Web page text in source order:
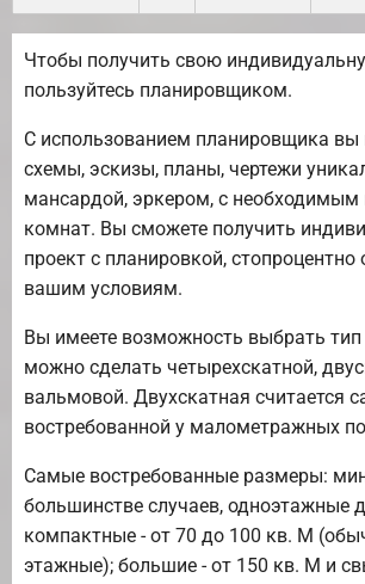
Чтобы получить свою
пользуйтесь планировщиком.
С использованием планировщика вы
схемы, эскизы, планы, чертежи
мансардой, эркером, с необходимым
комнат. Вы сможете получить
проект с планировкой,
вашим условиям.
Вы имеете возможность выбрать
можно сделать четырехскатной,
вальмовой. Двухскатная считается
востребованной у малометражных
Самые востребованные размеры:
большинстве случаев, одноэтажные
компактные - от 70 до 100 кв. М
этажные); большие - от 150 кв. М и